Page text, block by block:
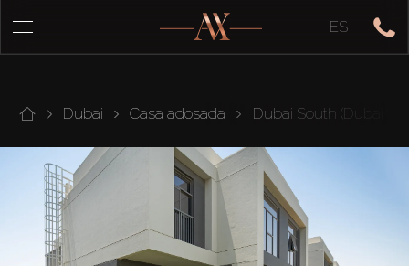
ES
Dubai Casa adosada Dubai South (Dubai